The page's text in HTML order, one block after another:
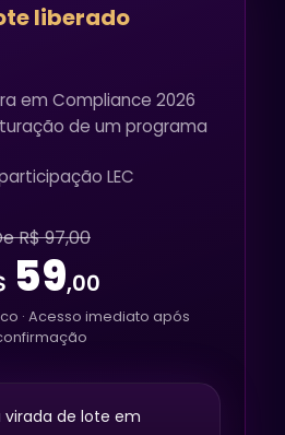
liberado
em Compliance 2026
de um programa
LEC
R$ 97,00
59,00
· Acesso imediato após
virada de lote em